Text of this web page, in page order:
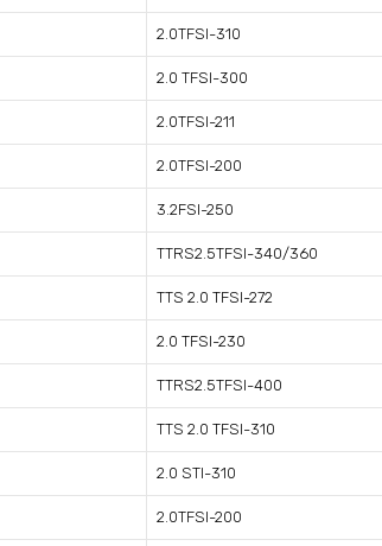
2.0TFSI-310
2.0 TFSI-300
2.0TFSI-211
2.0TFSI-200
3.2FSI-250
TTRS2.5TFSI-340/360
TTS 2.0 TFSI-272
2.0 TFSI-230
TTRS2.5TFSI-400
TTS 2.0 TFSI-310
2.0 STI-310
2.0TFSI-200